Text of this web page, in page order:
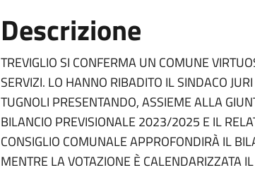
Descrizione
TREVIGLIO SI CONFERMA UN COMUNE
SERVIZI. LO HANNO RIBADITO IL SINDACO
TUGNOLI PRESENTANDO, ASSIEME ALLA
BILANCIO PREVISIONALE 2023/2025 E IL
CONSIGLIO COMUNALE APPROFONDIRÀ IL
MENTRE LA VOTAZIONE È CALENDARIZZATA